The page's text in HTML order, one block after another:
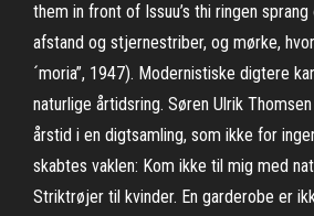
them in front of Issuu’s thi ringen
afstand og stjernestriber, og mørke,
´moria”, 1947). Modernistiske digtere
naturlige årtidsring. Søren Ulrik
årstid i en digtsamling, som ikke for
skabtes vaklen: Kom ikke til mig med
Striktrøjer til kvinder. En garderobe er